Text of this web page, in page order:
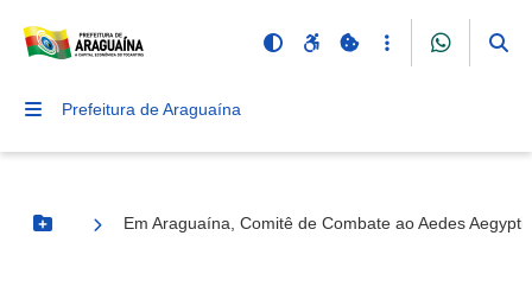
Prefeitura de Araguaína
Botão Menu
Em Araguaína, Comitê de Combate ao Aedes